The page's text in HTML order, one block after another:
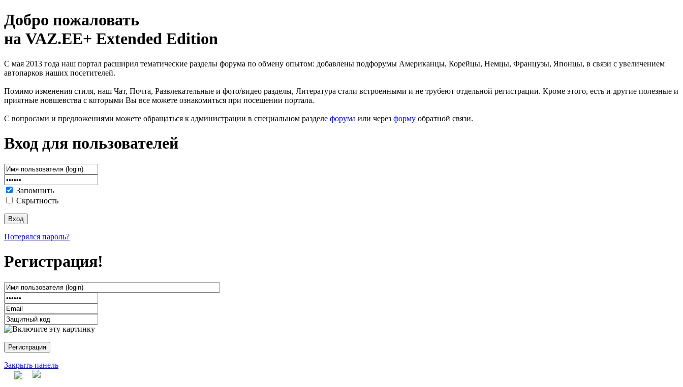
Добро пожаловать
на VAZ.EE+ Extended Edition
С мая 2013 года наш портал расширил тематические разделы форума по обмену опытом: добавлены подфорумы Американцы, Корейцы, Немцы, Французы, Японцы, в связи с увеличением
автопарков наших посетителей.
Помимо изменения стиля, наш Чат, Почта, Развлекательные и фото/видео разделы, Литература стали встроенными и не трубеют отдельной регистрации. Кроме этого, есть и другие полезные и
приятные новшевства с которыми Вы все можете ознакомиться при посещении портала.
С вопросами и предложениями можете обращаться к администрации в специальном разделе форума или через форму обратной связи.
Вход для пользователей
Запомнить
Скрытность
Потерялся пароль?
Регистрация!
Закрыть панель